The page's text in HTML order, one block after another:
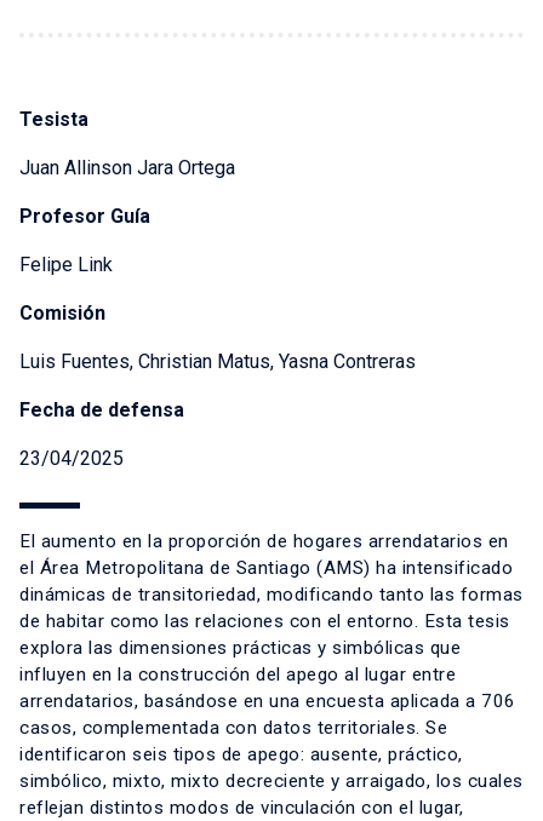
Tesista
Juan Allinson Jara Ortega
Profesor Guía
Felipe Link
Comisión
Luis Fuentes, Christian Matus, Yasna Contreras
Fecha de defensa
23/04/2025
El aumento en la proporción de hogares arrendatarios en
el Área Metropolitana de Santiago (AMS) ha intensificado
dinámicas de transitoriedad, modificando tanto las formas
de habitar como las relaciones con el entorno. Esta tesis
explora las dimensiones prácticas y simbólicas que
influyen en la construcción del apego al lugar entre
arrendatarios, basándose en una encuesta aplicada a 706
casos, complementada con datos territoriales. Se
identificaron seis tipos de apego: ausente, práctico,
simbólico, mixto, mixto decreciente y arraigado, los cuales
reflejan distintos modos de vinculación con el lugar,